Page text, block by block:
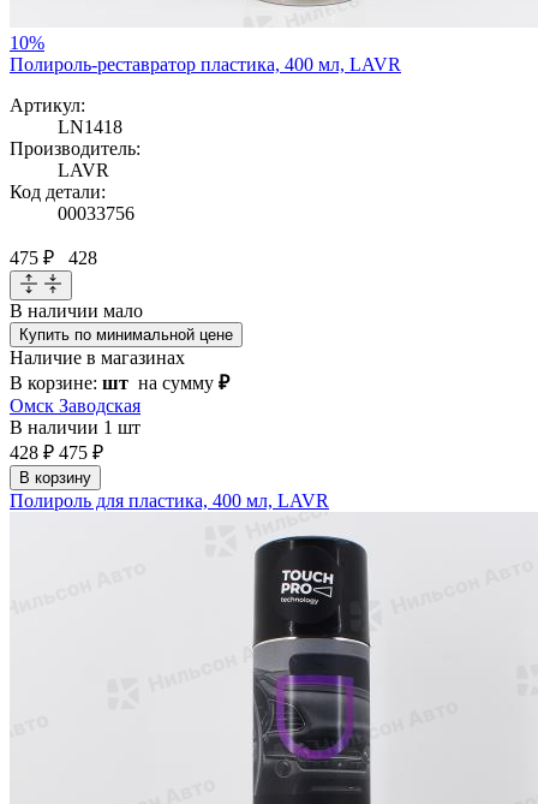
10%
Полироль-реставратор пластика, 400 мл, LAVR
Артикул:
LN1418
Производитель:
LAVR
Код детали:
00033756
475 ₽ 428
В наличии мало
Купить по минимальной цене
Наличие в магазинах
В корзине: шт на сумму ₽
Омск Заводская
В наличии 1 шт
428 ₽ 475 ₽
В корзину
Полироль для пластика, 400 мл, LAVR